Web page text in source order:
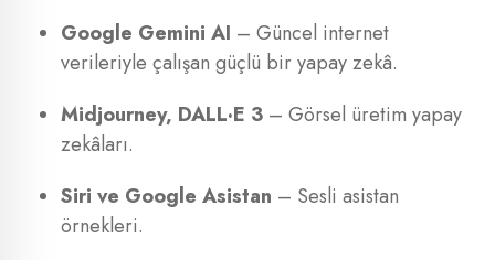
Google Gemini AI – Güncel internet
verileriyle çalışan güçlü bir yapay zekâ.
Midjourney, DALL·E 3 – Görsel üretim yapay
zekâları.
Siri ve Google Asistan – Sesli asistan
örnekleri.